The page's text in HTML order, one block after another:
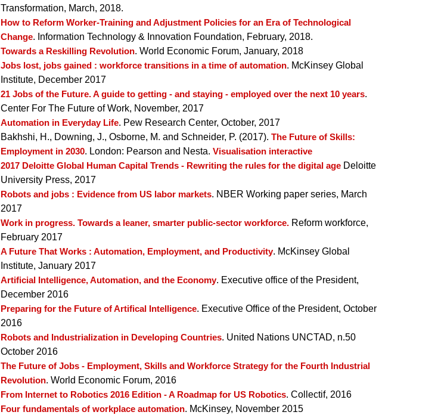
Transformation, March, 2018.
How to Reform Worker-Training and Adjustment Policies for an Era of Technological
Change. Information Technology & Innovation Foundation, February, 2018.
Towards a Reskilling Revolution. World Economic Forum, January, 2018
Jobs lost, jobs gained : workforce transitions in a time of automation. McKinsey Global
Institute, December 2017
21 Jobs of the Future. A guide to getting - and staying - employed over the next 10 years.
Center For The Future of Work, November, 2017
Automation in Everyday Life. Pew Research Center, October, 2017
Bakhshi, H., Downing, J., Osborne, M. and Schneider, P. (2017). The Future of Skills:
Employment in 2030. London: Pearson and Nesta. Visualisation interactive
2017 Deloitte Global Human Capital Trends - Rewriting the rules for the digital age Deloitte
University Press, 2017
Robots and jobs : Evidence from US labor markets. NBER Working paper series, March
2017
Work in progress. Towards a leaner, smarter public-sector workforce. Reform workforce,
February 2017
A Future That Works : Automation, Employment, and Productivity. McKinsey Global
Institute, January 2017
Artificial Intelligence, Automation, and the Economy. Executive office of the President,
December 2016
Preparing for the Future of Artifical Intelligence. Executive Office of the President, October
2016
Robots and Industrialization in Developing Countries. United Nations UNCTAD, n.50
October 2016
The Future of Jobs - Employment, Skills and Workforce Strategy for the Fourth Industrial
Revolution. World Economic Forum, 2016
From Internet to Robotics 2016 Edition - A Roadmap for US Robotics. Collectif, 2016
Four fundamentals of workplace automation. McKinsey, November 2015